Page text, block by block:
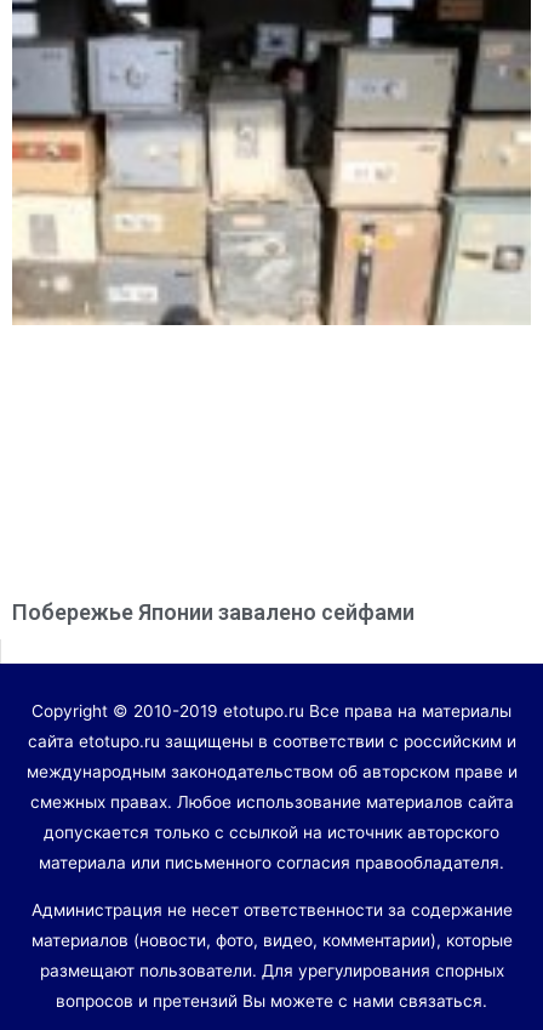
Побережье Японии завалено сейфами
Copyright © 2010-2019 etotupo.ru Все права на материалы
сайта etotupo.ru защищены в соответствии с российским и
международным законодательством об авторском праве и
смежных правах. Любое использование материалов сайта
допускается только с ссылкой на источник авторского
материала или письменного согласия правообладателя.
Администрация не несет ответственности за содержание
материалов (новости, фото, видео, комментарии), которые
размещают пользователи. Для урегулирования спорных
вопросов и претензий Вы можете с нами связаться.